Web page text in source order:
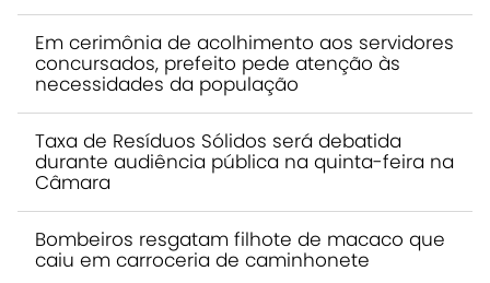
Em cerimônia de acolhimento aos servidores
concursados, prefeito pede atenção às
necessidades da população
Taxa de Resíduos Sólidos será debatida
durante audiência pública na quinta-feira na
Câmara
Bombeiros resgatam filhote de macaco que
caiu em carroceria de caminhonete